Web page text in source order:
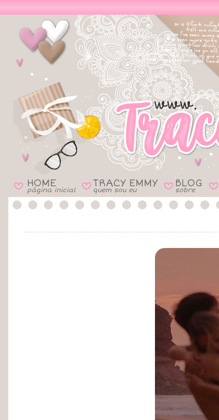
B HOME
página inicial B TRACY EMMY
quem sou eu B BLOG
sobre B